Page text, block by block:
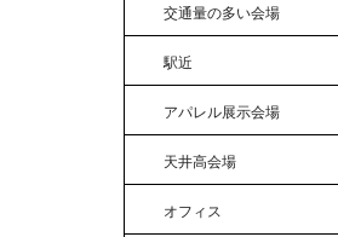
交通量の多い会場
駅近
アパレル展示会場
天井高会場
オフィス